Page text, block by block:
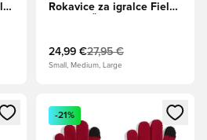
Rokavice za igralce Field
24,99 €27,95 €
Small, Medium, Large
vpis kot član
Odpre Modal za prijavo ali
-21%